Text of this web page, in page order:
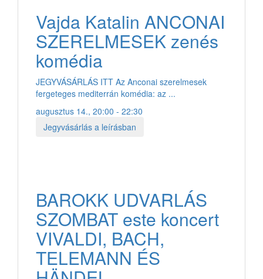
Vajda Katalin ANCONAI
SZERELMESEK zenés
komédia
JEGYVÁSÁRLÁS ITT Az Anconai szerelmesek
fergeteges mediterrán komédia: az ...
augusztus 14., 20:00 - 22:30
Jegyvásárlás a leírásban
BAROKK UDVARLÁS
SZOMBAT este koncert
VIVALDI, BACH,
TELEMANN ÉS